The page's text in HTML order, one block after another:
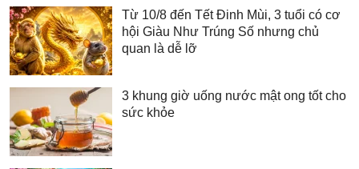
Từ 10/8 đến Tết Đinh Mùi, 3 tuổi có cơ
hội Giàu Như Trúng Số nhưng chủ
quan là dễ lỡ
3 khung giờ uống nước mật ong tốt cho
sức khỏe